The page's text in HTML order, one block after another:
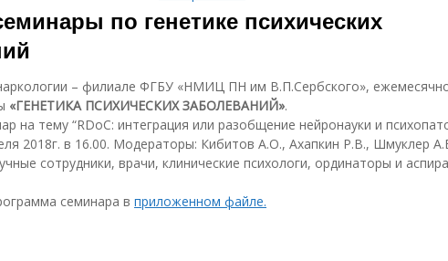
с
по генетике психических
– филиале ФГБУ «НМИЦ ПН им В.П.Сербского»,
«ГЕНЕТИКА ПСИХИЧЕСКИХ ЗАБОЛЕВАНИЙ».
на тему “RDoC: интеграция или разобщение нейронауки и
2018г. в 16.00. Модераторы: Кибитов А.О., Ахапкин Р.В., Шмуклер
сотрудники, врачи, клинические психологи, ординаторы и
семинара в приложенном файле.